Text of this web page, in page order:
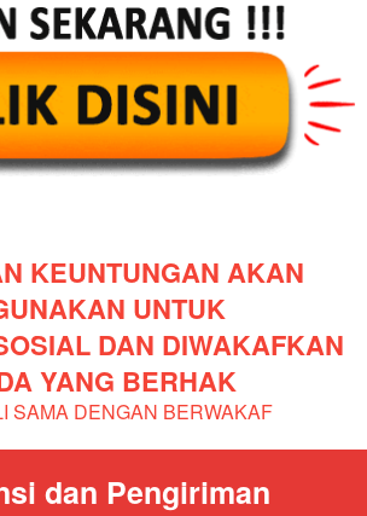
KEUNTUNGAN AKAN
UNTUK
DAN DIWAKAFKAN
YANG BERHAK
SAMA DENGAN BERWAKAF
dan Pengiriman